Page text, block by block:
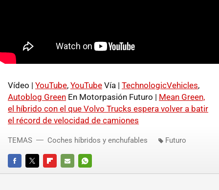
Vídeo | YouTube, YouTube Vía | TechnologicVehicles,
Autoblog Green En Motorpasión Futuro | Mean Green,
el híbrido con el que Volvo Trucks espera volver a batir
el récord de velocidad de camiones
FACEBOOKTWITTERFLIPBOARD
E-
WHATSAPP
TEMAS Coches híbridos y enchufables Futuro